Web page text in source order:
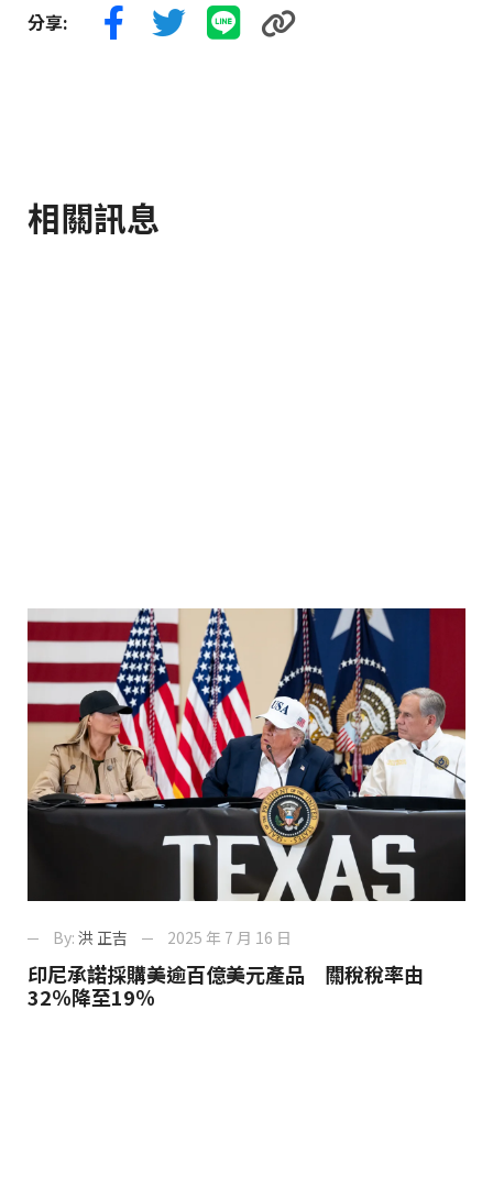
分享:
相關訊息
By: 洪 正吉 2025 年 7 月 16 日
印尼承諾採購美逾百億美元產品 關稅稅率由
32％降至19％